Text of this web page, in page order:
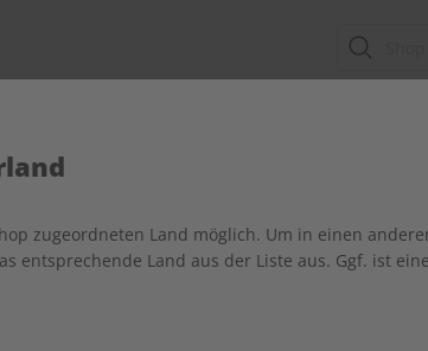
inkl.
keine Artikel im Warenkorb.
einkaufen
zugeordneten Land möglich. Um in einen
entsprechende Land aus der Liste aus. Ggf. ist eine